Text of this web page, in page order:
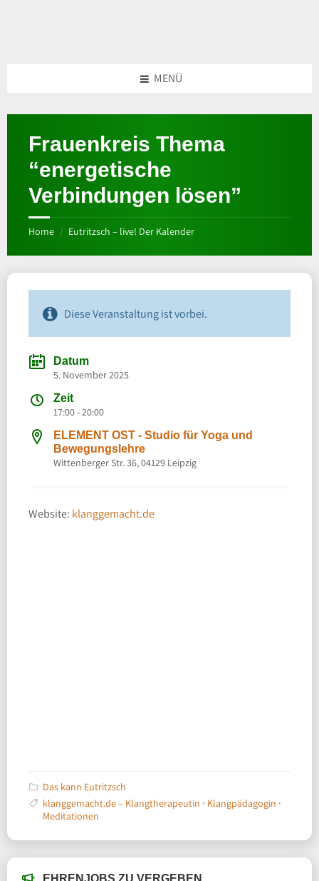
MENÜ
Frauenkreis Thema
“energetische
Verbindungen lösen”
Home / Eutritzsch – live! Der Kalender
Diese Veranstaltung ist vorbei.
Datum
5. November 2025
Zeit
17:00 - 20:00
ELEMENT OST - Studio für Yoga und
Bewegungslehre
Wittenberger Str. 36, 04129 Leipzig
Website: klanggemacht.de
Das kann Eutritzsch
klanggemacht.de – Klangtherapeutin ⸱ Klangpädagogin ⸱
Meditationen